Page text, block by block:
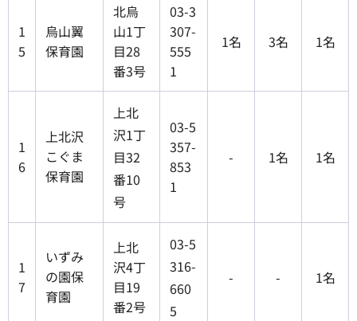
1
5
烏山翼
保育園
北烏
山1丁
目28
番3号
03-3
307-
555
1
1名 3名 1名
1
6
上北沢
こぐま
保育園
上北
沢1丁
目32
番10
号
03-5
357-
853
1
- 1名 1名
1
7
いずみ
の園保
育園
上北
沢4丁
目19
番2号
03-5
316-
660
5
- - 1名